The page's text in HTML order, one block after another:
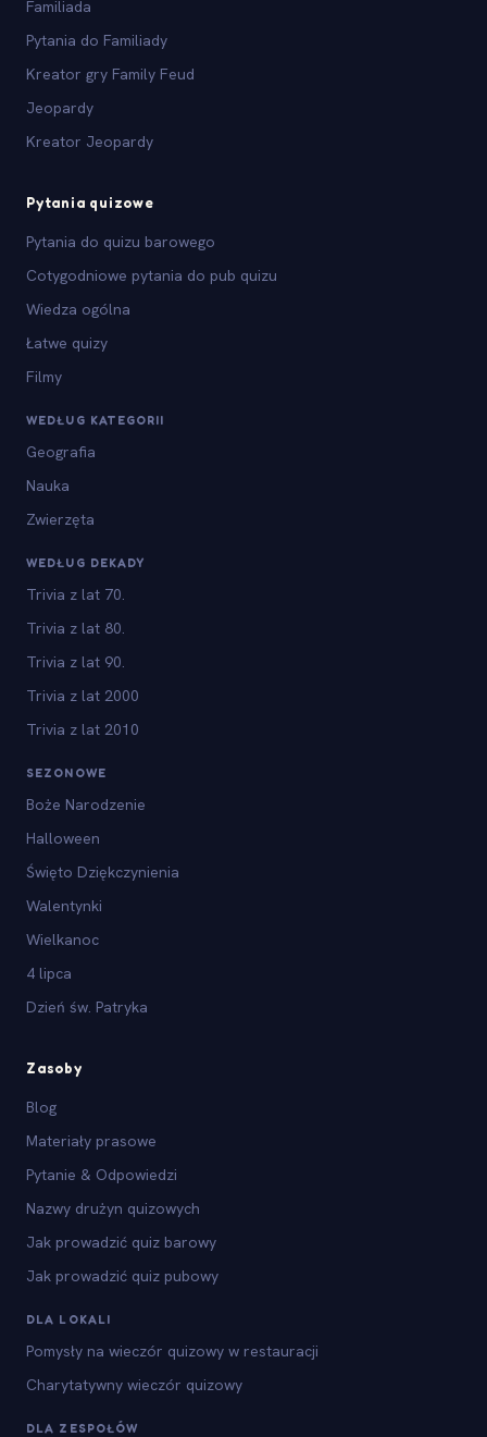
Familiada
Pytania do Familiady
Kreator gry Family Feud
Jeopardy
Kreator Jeopardy
Pytania quizowe
Pytania do quizu barowego
Cotygodniowe pytania do pub quizu
Wiedza ogólna
Łatwe quizy
Filmy
WEDŁUG KATEGORII
Geografia
Nauka
Zwierzęta
WEDŁUG DEKADY
Trivia z lat 70.
Trivia z lat 80.
Trivia z lat 90.
Trivia z lat 2000
Trivia z lat 2010
SEZONOWE
Boże Narodzenie
Halloween
Święto Dziękczynienia
Walentynki
Wielkanoc
4 lipca
Dzień św. Patryka
Zasoby
Blog
Materiały prasowe
Pytanie & Odpowiedzi
Nazwy drużyn quizowych
Jak prowadzić quiz barowy
Jak prowadzić quiz pubowy
DLA LOKALI
Pomysły na wieczór quizowy w restauracji
Charytatywny wieczór quizowy
DLA ZESPOŁÓW